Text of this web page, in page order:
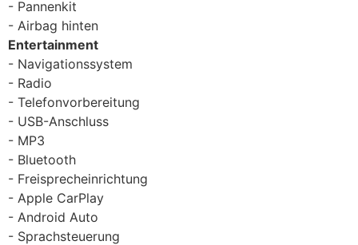
Pannenkit
Airbag hinten
Entertainment
Navigationssystem
Radio
Telefonvorbereitung
USB-Anschluss
MP3
Bluetooth
Freisprecheinrichtung
Apple CarPlay
Android Auto
Sprachsteuerung